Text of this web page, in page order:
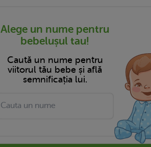
Alege un nume pentru
bebelușul tau!
Caută un nume pentru
viitorul tău bebe și află
semnificația lui.